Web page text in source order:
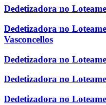
Dedetizadora no
Dedetizadora no
Vasconcellos
Dedetizadora no
Dedetizadora no
Dedetizadora no